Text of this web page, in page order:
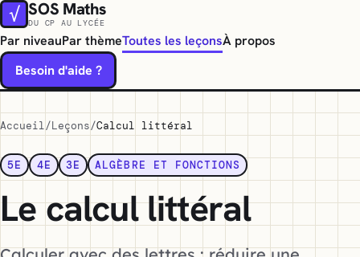
√ SOS Maths
DU CP AU LYCÉE
Par niveauPar thèmeToutes les leçonsÀ propos
Besoin d'aide ?
Accueil Leçons Calcul littéral
5E 4E 3E ALGÈBRE ET FONCTIONS
Le calcul littéral